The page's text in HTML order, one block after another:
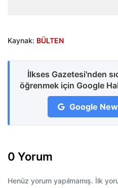
Kaynak: BÜLTEN
İlkses Gazetesi'nden
öğrenmek için Google
Google
0 Yorum
Henüz yorum yapılmamış. İlk